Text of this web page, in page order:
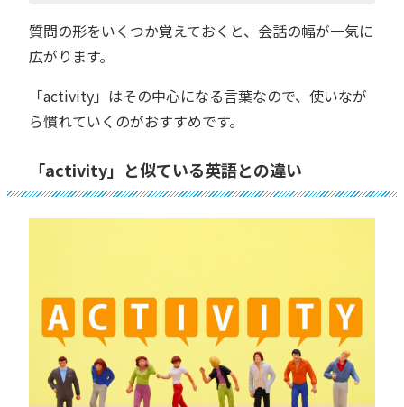
質問の形をいくつか覚えておくと、会話の幅が一気に
広がります。
「activity」はその中心になる言葉なので、使いなが
ら慣れていくのがおすすめです。
「activity」と似ている英語との違い